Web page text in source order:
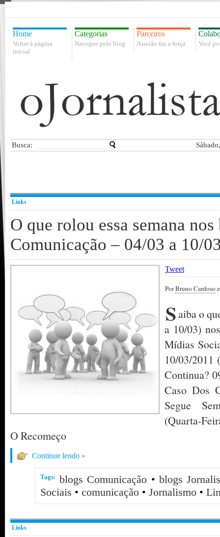
Home
Voltar à página
inicial
Categorias
Navegue pelo blog
Parceiros
A união faz a força Você
Busca:
Links
O que rolou essa semana
Comunicação – 04/03 a 10/
Tweet
PorBruno Cardoso
Saiba o
a 10/03)
Mídias
10/03/2011
Continua?
Caso Dos
Segue
(Quarta-
O Recomeço
Continue lendo »
Tags: blogs Comunicação • blogs
Sociais • comunicação • Jornalismo •
Links